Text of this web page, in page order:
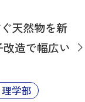
天然物を新
造で幅広い
理学部